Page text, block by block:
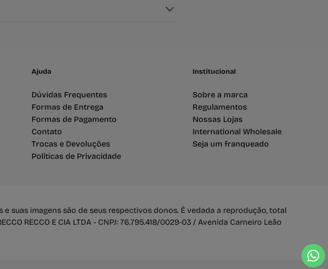
Ajuda
Dúvidas Frequentes
Formas de Entrega
Formas de Pagamento
Contato
Trocas e Devoluções
Políticas de Privacidade
Institucional
Sobre a marca
Regulamentos
Nossas Lojas
International Wholesale
Seja um franqueado
suas imagens são de seus respectivos donos. É vedada a reprodução, total
RECCO E CIA LTDA - CNPJ: 76.795.418/0029-03 / Avenida Carneiro Leão